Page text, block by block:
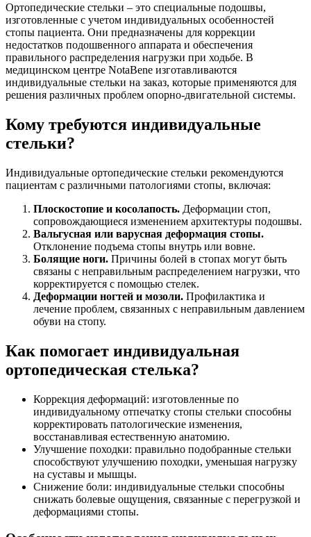
Ортопедические стельки – это специальные подошвы,
изготовленные с учетом индивидуальных особенностей
стопы пациента. Они предназначены для коррекции
недостатков подошвенного аппарата и обеспечения
правильного распределения нагрузки при ходьбе. В
медицинском центре NotaBene изготавливаются
индивидуальные стельки на заказ, которые применяются для
решения различных проблем опорно-двигательной системы.
Кому требуются индивидуальные
стельки?
Индивидуальные ортопедические стельки рекомендуются
пациентам с различными патологиями стопы, включая:
Плоскостопие и косолапость. Деформации стоп,
сопровождающиеся изменением архитектуры подошвы.
Вальгусная или варусная деформация стопы.
Отклонение подъема стопы внутрь или вовне.
Болящие ноги. Причины болей в стопах могут быть
связаны с неправильным распределением нагрузки, что
корректируется с помощью стелек.
Деформации ногтей и мозоли. Профилактика и
лечение проблем, связанных с неправильным давлением
обуви на стопу.
Как помогает индивидуальная
ортопедическая стелька?
Коррекция деформаций: изготовленные по
индивидуальному отпечатку стопы стельки способны
корректировать патологические изменения,
восстанавливая естественную анатомию.
Улучшение походки: правильно подобранные стельки
способствуют улучшению походки, уменьшая нагрузку
на суставы и мышцы.
Снижение боли: индивидуальные стельки способны
снижать болевые ощущения, связанные с перегрузкой и
деформациями стопы.